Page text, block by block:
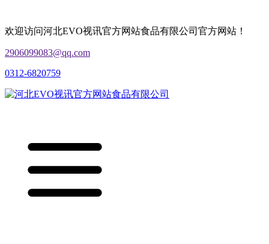
欢迎访问河北EVO视讯官方网站食品有限公司官方网站！
2906099083@qq.com
0312-6820759